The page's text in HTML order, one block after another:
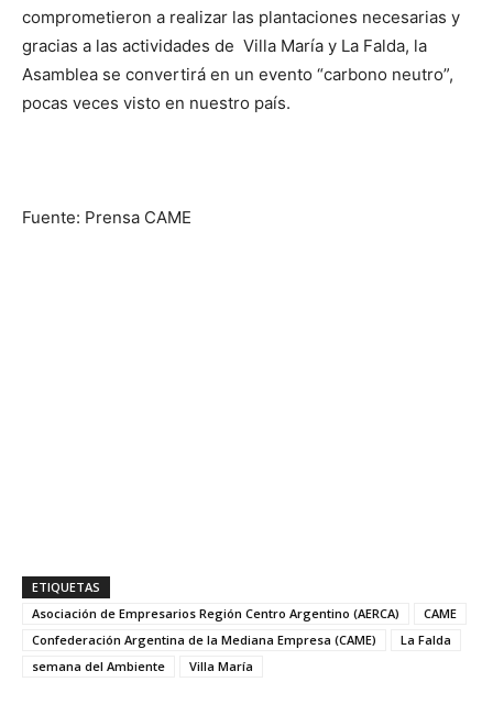
comprometieron a realizar las plantaciones necesarias y
gracias a las actividades de Villa María y La Falda, la
Asamblea se convertirá en un evento “carbono neutro”,
pocas veces visto en nuestro país.
Fuente: Prensa CAME
ETIQUETAS
Asociación de Empresarios Región Centro Argentino (AERCA)
CAME
Confederación Argentina de la Mediana Empresa (CAME)
La Falda
semana del Ambiente
Villa María